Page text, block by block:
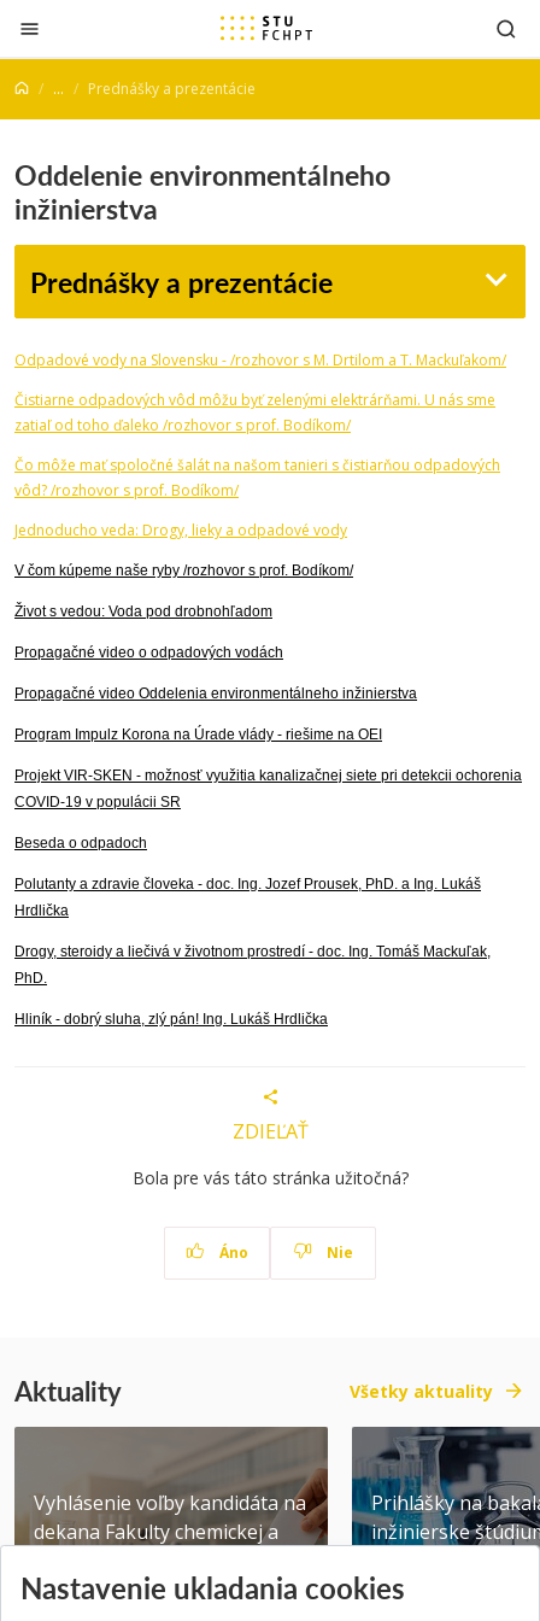
Prejsť na obsah
... Prednášky a prezentácie
Oddelenie environmentálneho
inžinierstva
Prednášky a prezentácie
Odpadové vody na Slovensku - /rozhovor s M. Drtilom a T. Mackuľakom/
Čistiarne odpadových vôd môžu byť zelenými elektrárňami. U nás sme
zatiaľ od toho ďaleko /rozhovor s prof. Bodíkom/
Čo môže mať spoločné šalát na našom tanieri s čistiarňou odpadových
vôd? /rozhovor s prof. Bodíkom/
Jednoducho veda: Drogy, lieky a odpadové vody
V čom kúpeme naše ryby /rozhovor s prof. Bodíkom/
Život s vedou: Voda pod drobnohľadom
Propagačné video o odpadových vodách
Propagačné video Oddelenia environmentálneho inžinierstva
Program Impulz Korona na Úrade vlády - riešime na OEI
Projekt VIR-SKEN - možnosť využitia kanalizačnej siete pri detekcii ochorenia
COVID-19 v populácii SR
Beseda o odpadoch
Polutanty a zdravie človeka - doc. Ing. Jozef Prousek, PhD. a Ing. Lukáš
Hrdlička
Drogy, steroidy a liečivá v životnom prostredí - doc. Ing. Tomáš Mackuľak,
PhD.
Hliník - dobrý sluha, zlý pán! Ing. Lukáš Hrdlička
ZDIEĽAŤ
Bola pre vás táto stránka užitočná?
Áno Nie
Aktuality Všetky aktuality
Vyhlásenie voľby kandidáta na
dekana Fakulty chemickej a
Publikované 31.07.2026
Prihlášky na
inžinierske
Publikované
Nastavenie ukladania cookies